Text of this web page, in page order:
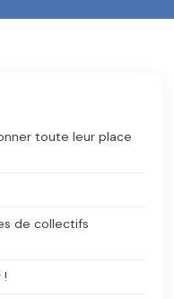
toute leur place
de collectifs
!